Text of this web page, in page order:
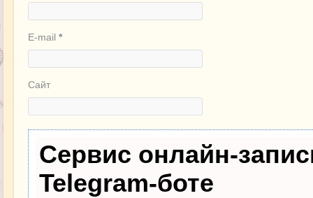
E-mail *
Сайт
Сервис онлайн-
Telegram-боте